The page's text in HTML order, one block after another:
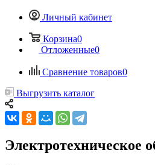
Личный кабинет
Корзина0
Отложенные0
Сравнение товаров0
Выгрузить каталог
Электротехническое